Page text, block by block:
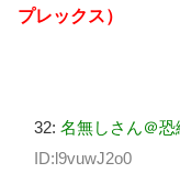
プレックス）
32: 名無しさん＠恐
ID:l9vuwJ2o0